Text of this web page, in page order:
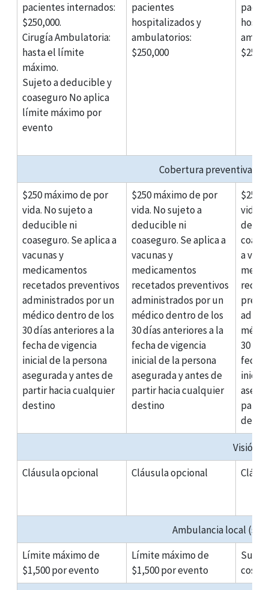
pacientes internados:
$250,000.
Cirugía Ambulatoria:
hasta el límite
máximo.
Sujeto a deducible y
coaseguro No aplica
límite máximo por
evento
pacientes
hospitalizados y
ambulatorios:
$250,000
Cobertura preventiva
$250 máximo de por
vida. No sujeto a
deducible ni
coaseguro. Se aplica a
vacunas y
medicamentos
recetados preventivos
administrados por un
médico dentro de los
30 días anteriores a la
fecha de vigencia
inicial de la persona
asegurada y antes de
partir hacia cualquier
destino
$250 máximo de por
vida. No sujeto a
deducible ni
coaseguro. Se aplica a
vacunas y
medicamentos
recetados preventivos
administrados por un
médico dentro de los
30 días anteriores a la
fecha de vigencia
inicial de la persona
asegurada y antes de
partir hacia cualquier
destino
$250
vida.
a
30
fecha
inicial
partir
Visión
Cláusula opcional
Cláusula opcional
Ambulancia local
Límite máximo de
$1,500 por evento
Límite máximo de
$1,500 por evento